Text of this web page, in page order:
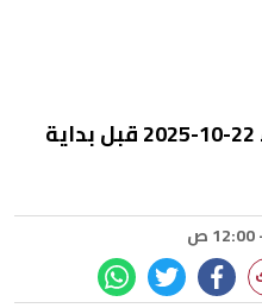
سعر الدولار اليوم الأربعاء 22-10-2025 قبل بداية